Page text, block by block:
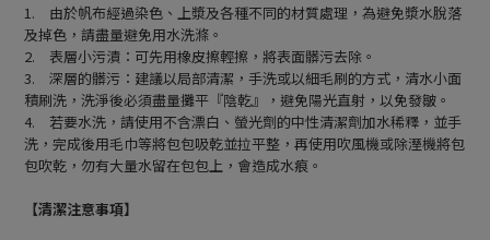
1. 由於帆布經過染色、上漿及各種不同的材質處理，為避免漿水脫落
及掉色，請盡量避免用水洗滌。
2. 表層小污漬：可先用橡皮擦輕擦，將表面髒污去除。
3. 深層的髒污：建議以局部清潔，手洗或以細毛刷的方式，清水小面
積刷洗，洗淨後必須盡量攤平『陰乾』，避免陽光直射，以免發皺。
4. 若要水洗，請使用不含漂白、螢光劑的中性清潔劑加水稀釋，並手
洗，完成後用毛巾等將包包吸乾並拉平整，再使用吹風機或除溼機將包
包吹乾，勿有大量水留在包包上，會造成水痕。
【清潔注意事項】